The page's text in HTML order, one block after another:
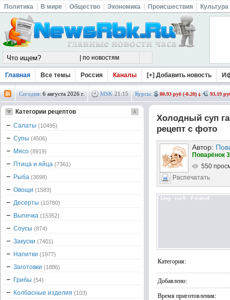
Политика В мире Общество Экономика Происшествия Культура
Главная Все темы Россия Каналы [+] Добавить новость
Сегодня: 6 августа 2026 г. MSK 21 :15 Курсы: 80.93 руб (-0.20) 93.19
Холодный суп
рецепт с фото
Автор:
Поварёнок
550
Распечатать
Категория:
Добавлено:
Время приготовления:
Категории рецептов
Салаты (10495)
Супы (4506)
Мясо (8919)
Птица и яйца (7361)
Рыба (3698)
Овощи (1583)
Десерты (10780)
Выпечка (15352)
Соусы (874)
Закуски (7401)
Напитки (1977)
Заготовки (1886)
Грибы (54)
Колбасные изделия (103)